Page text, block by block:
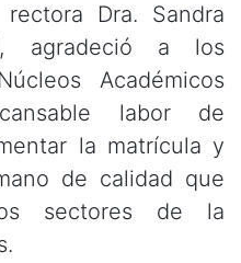
Dra. Sandra
agradeció a los
Académicos
labor de
la matrícula y
de calidad que
sectores de la